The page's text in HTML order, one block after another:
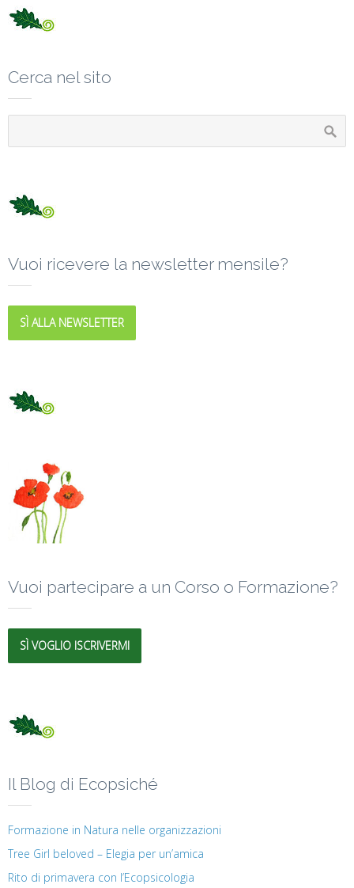
Cerca nel sito
Vuoi ricevere la newsletter mensile?
SÌ ALLA NEWSLETTER
Vuoi partecipare a un Corso o Formazione?
SÌ VOGLIO ISCRIVERMI
Il Blog di Ecopsiché
Formazione in Natura nelle organizzazioni
Tree Girl beloved – Elegia per un’amica
Rito di primavera con l’Ecopsicologia